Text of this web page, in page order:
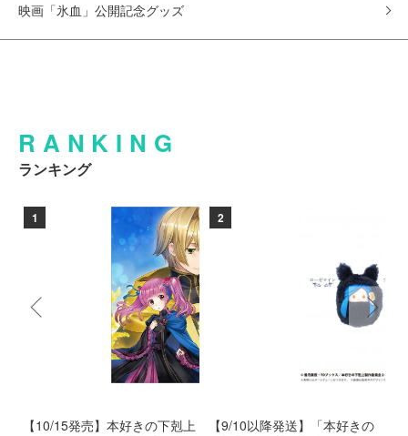
映画「氷血」公開記念グッズ
RANKING
ランキング
1
【10/15発売】本好きの下剋上
2
【9/10以降発送】「本好きの